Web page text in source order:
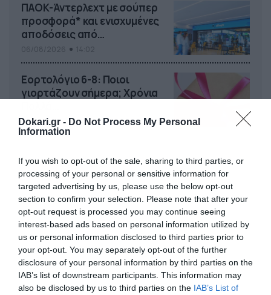
Dokari.gr - Do Not Process My Personal
Information
If you wish to opt-out of the sale, sharing to third parties, or
processing of your personal or sensitive information for
targeted advertising by us, please use the below opt-out
section to confirm your selection. Please note that after your
opt-out request is processed you may continue seeing
interest-based ads based on personal information utilized by
us or personal information disclosed to third parties prior to
your opt-out. You may separately opt-out of the further
disclosure of your personal information by third parties on the
IAB’s list of downstream participants. This information may
also be disclosed by us to third parties on the IAB’s List of
ΠΑΟΚ-Άντερλεχτ με σούπερ
προσφορά* και ενισχυμένες
αποδόσεις από
το Pamestoixima.gr
Εορτολόγιο 6-8: Ποιοι
γιορτάζουν σήμερα; Χρόνια
06/08/2026 08:05